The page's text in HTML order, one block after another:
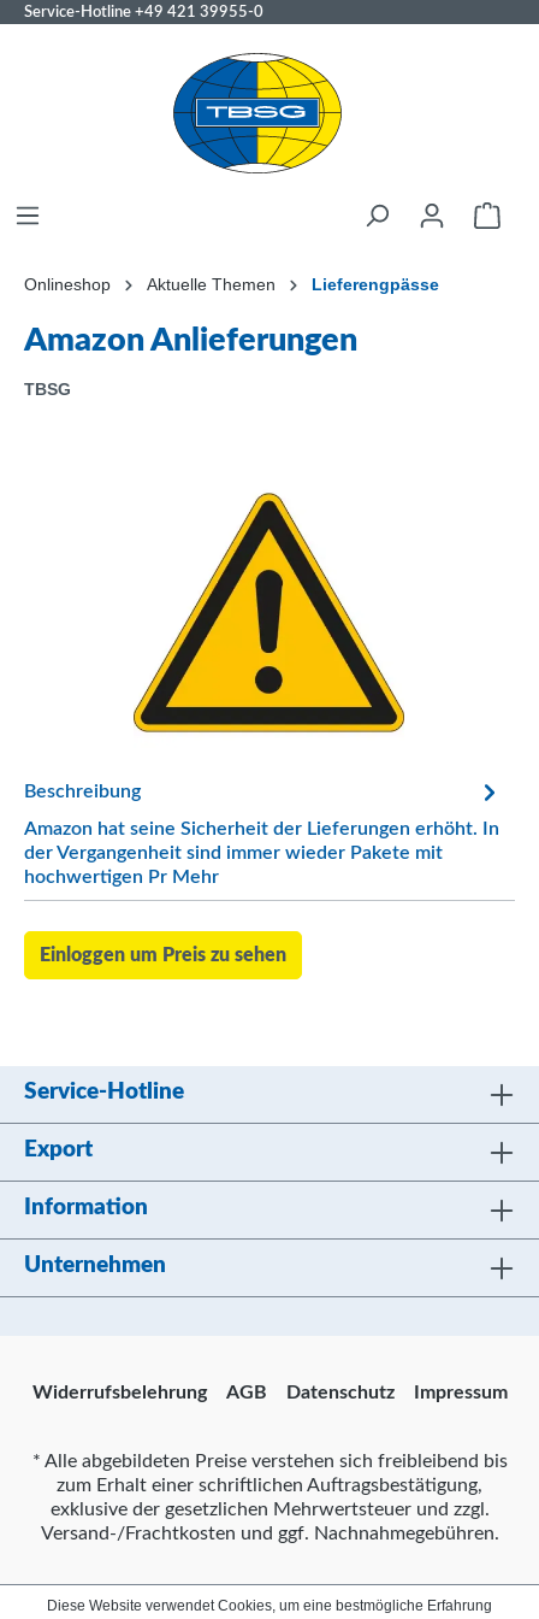
Service-Hotline +49 421 39955-0
Onlineshop Aktuelle Themen Lieferengpässe
Amazon Anlieferungen
TBSG
Beschreibung
Amazon hat seine Sicherheit der Lieferungen erhöht. In
der Vergangenheit sind immer wieder Pakete mit
hochwertigen Pr Mehr
Einloggen um Preis zu sehen
Service-Hotline
Export
Information
Unternehmen
Widerrufsbelehrung AGB Datenschutz Impressum
* Alle abgebildeten Preise verstehen sich freibleibend bis
zum Erhalt einer schriftlichen Auftragsbestätigung,
exklusive der gesetzlichen Mehrwertsteuer und zzgl.
Versand-/Frachtkosten und ggf. Nachnahmegebühren.
Diese Website verwendet Cookies, um eine bestmögliche Erfahrung